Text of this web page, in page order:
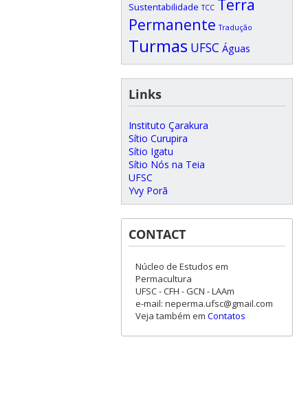
Sustentabilidade TCC Terra
Permanente Tradução
Turmas UFSC Águas
Links
Instituto Çarakura
Sítio Curupira
Sítio Igatu
Sítio Nós na Teia
UFSC
Yvy Porã
CONTACT
Núcleo de Estudos em
Permacultura
UFSC - CFH - GCN - LAAm
e-mail: neperma.ufsc@gmail.com
Veja também em Contatos